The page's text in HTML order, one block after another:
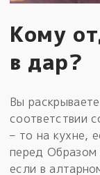
Кому
в дар?
Вы
соответствии
– то на кухне,
перед Образом
если в